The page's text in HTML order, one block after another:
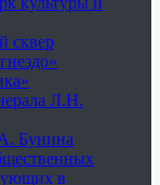
сквер
Л.Н.
Бунина
в